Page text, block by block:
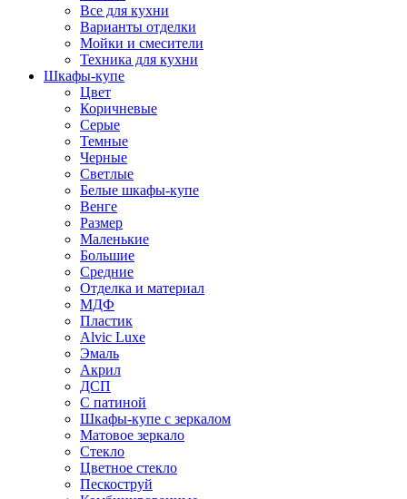
Все для кухни
Варианты отделки
Мойки и смесители
Техника для кухни
Шкафы-купе
Цвет
Коричневые
Серые
Темные
Черные
Светлые
Белые шкафы-купе
Венге
Размер
Маленькие
Большие
Средние
Отделка и материал
МДФ
Пластик
Alvic Luxe
Эмаль
Акрил
ДСП
С патиной
Шкафы-купе с зеркалом
Матовое зеркало
Стекло
Цветное стекло
Пескоструй